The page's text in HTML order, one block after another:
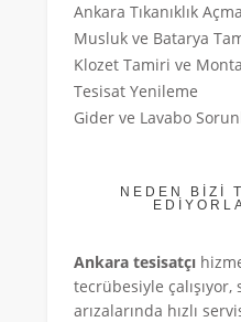
Ankara Tıkanıklık Açma
Musluk ve Batarya
Klozet Tamiri ve
Tesisat Yenileme
Gider ve Lavabo
NEDEN BİZİ
Ankara tesisatçı
tecrübesiyle çalışıyor,
arızalarında hızlı